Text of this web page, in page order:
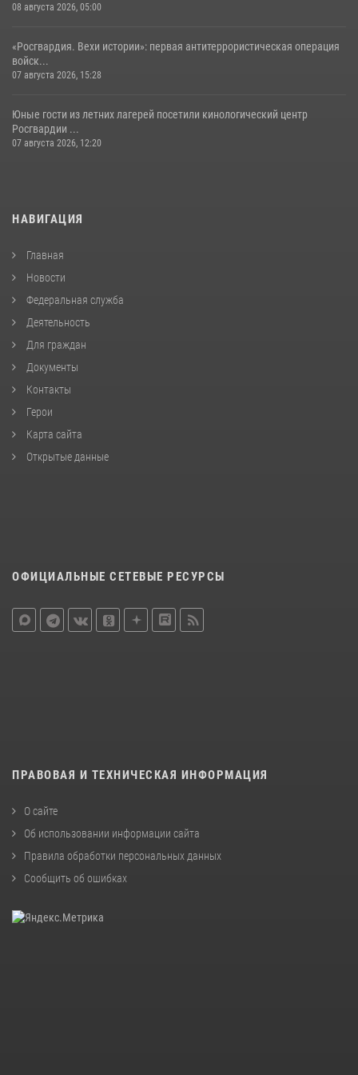
08 августа 2026, 05:00
«Росгвардия. Вехи истории»: первая антитеррористическая операция
войск...
07 августа 2026, 15:28
Юные гости из летних лагерей посетили кинологический центр
Росгвардии ...
07 августа 2026, 12:20
НАВИГАЦИЯ
Главная
Новости
Федеральная служба
Деятельность
Для граждан
Документы
Контакты
Герои
Карта сайта
Открытые данные
ОФИЦИАЛЬНЫЕ СЕТЕВЫЕ РЕСУРСЫ
ПРАВОВАЯ И ТЕХНИЧЕСКАЯ ИНФОРМАЦИЯ
О сайте
Об использовании информации сайта
Правила обработки персональных данных
Сообщить об ошибках